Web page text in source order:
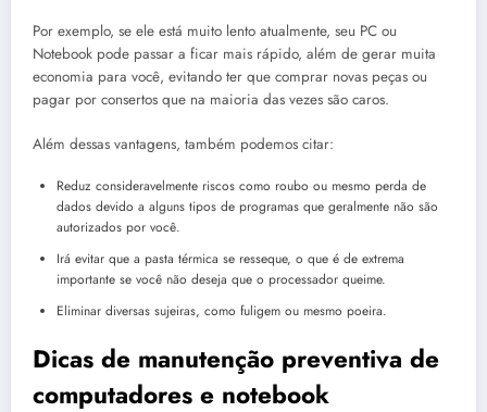
Por exemplo, se ele está muito lento atualmente, seu PC ou
Notebook pode passar a ficar mais rápido, além de gerar muita
economia para você, evitando ter que comprar novas peças ou
pagar por consertos que na maioria das vezes são caros.
Além dessas vantagens, também podemos citar:
Reduz consideravelmente riscos como roubo ou mesmo perda de
dados devido a alguns tipos de programas que geralmente não são
autorizados por você.
Irá evitar que a pasta térmica se resseque, o que é de extrema
importante se você não deseja que o processador queime.
Eliminar diversas sujeiras, como fuligem ou mesmo poeira.
Dicas de manutenção preventiva de
computadores e notebook